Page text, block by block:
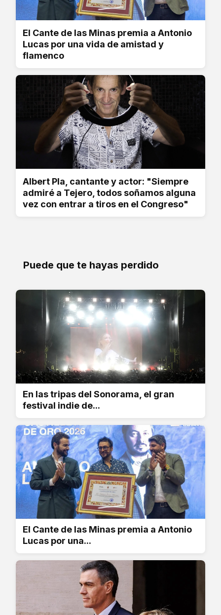
El Cante de las Minas premia a Antonio
Lucas por una vida de amistad y
flamenco
Albert Pla, cantante y actor: "Siempre
admiré a Tejero, todos soñamos alguna
vez con entrar a tiros en el Congreso"
Puede que te hayas perdido
En las tripas del Sonorama, el gran
festival indie de...
El Cante de las Minas premia a Antonio
Lucas por una...